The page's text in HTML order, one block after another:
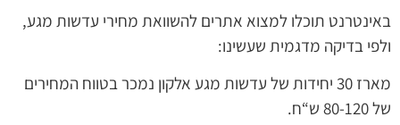
באינטרנט תוכלו למצוא אתרים להשוואת מחירי עדשות מגע,
ולפי בדיקה מדגמית שעשינו:
מארז 30 יחידות של עדשות מגע אלקון נמכר בטווח המחירים
של 80-120 ש“ח.